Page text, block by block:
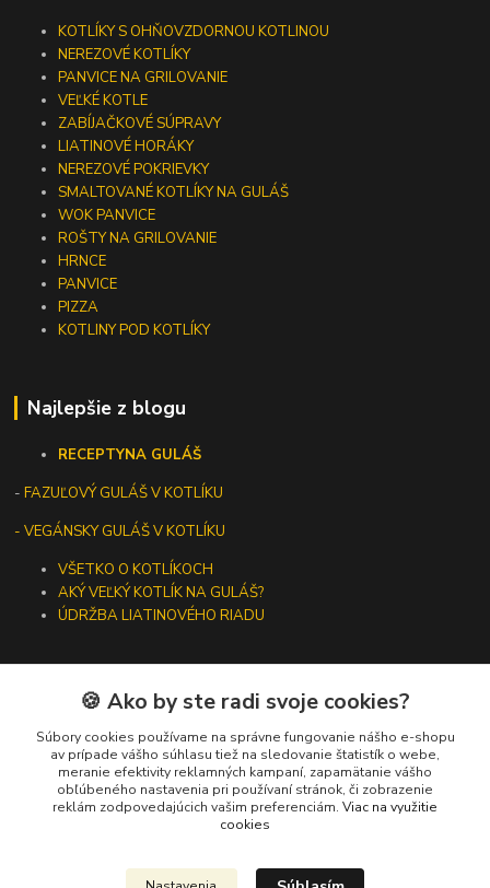
KOTLÍKY S OHŇOVZDORNOU KOTLINOU
NEREZOVÉ KOTLÍKY
PANVICE NA GRILOVANIE
VEĽKÉ KOTLE
ZABÍJAČKOVÉ SÚPRAVY
LIATINOVÉ HORÁKY
NEREZOVÉ POKRIEVKY
SMALTOVANÉ KOTLÍKY NA GULÁŠ
WOK PANVICE
ROŠTY NA GRILOVANIE
HRNCE
PANVICE
PIZZA
KOTLINY POD KOTLÍKY
Najlepšie z blogu
RECEPTYNA GULÁŠ
-FAZUĽOVÝ GULÁŠ V KOTLÍKU
- VEGÁNSKY GULÁŠ V KOTLÍKU
VŠETKO O KOTLÍKOCH
AKÝ VEĽKÝ KOTLÍK NA GULÁŠ?
ÚDRŽBA LIATINOVÉHO RIADU
Kontakty
+421 919 275 553
(Po-Pia, 10-13 hod.)
🍪 Ako by ste radi svoje cookies?
Súbory cookies používame na správne fungovanie nášho e-shopu
av prípade vášho súhlasu tiež na sledovanie štatistík o webe,
meranie efektivity reklamných kampaní, zapamätanie vášho
obľúbeného nastavenia pri používaní stránok, či zobrazenie
reklám zodpovedajúcich vašim preferenciám. Viac na využitie
cookies